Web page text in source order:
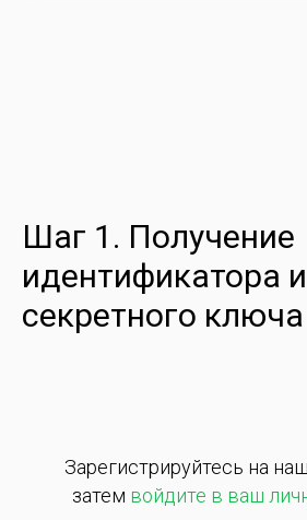
Шаг 1. Получение
идентификатора и
секретного
Зарегистрируйтесь на
затем войдите в ваш